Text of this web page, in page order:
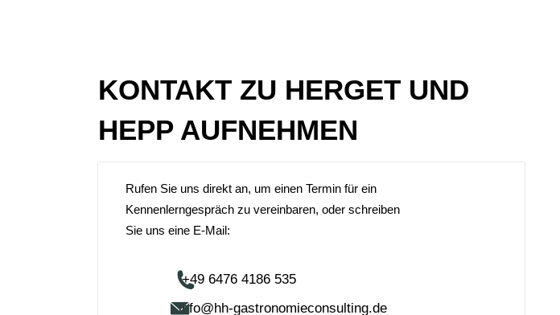
KONTAKT ZU HERGET UND
HEPP AUFNEHMEN
Rufen Sie uns direkt an, um einen Termin für ein
Kennenlerngespräch zu vereinbaren, oder schreiben
Sie uns eine E-Mail:
+49 6476 4186 535
info@hh-gastronomieconsulting.de